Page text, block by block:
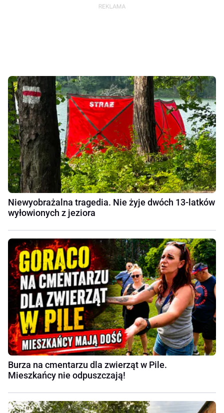
Niewyobrażalna tragedia. Nie żyje dwóch 13-latków
wyłowionych z jeziora
Burza na cmentarzu dla zwierząt w Pile.
Mieszkańcy nie odpuszczają!